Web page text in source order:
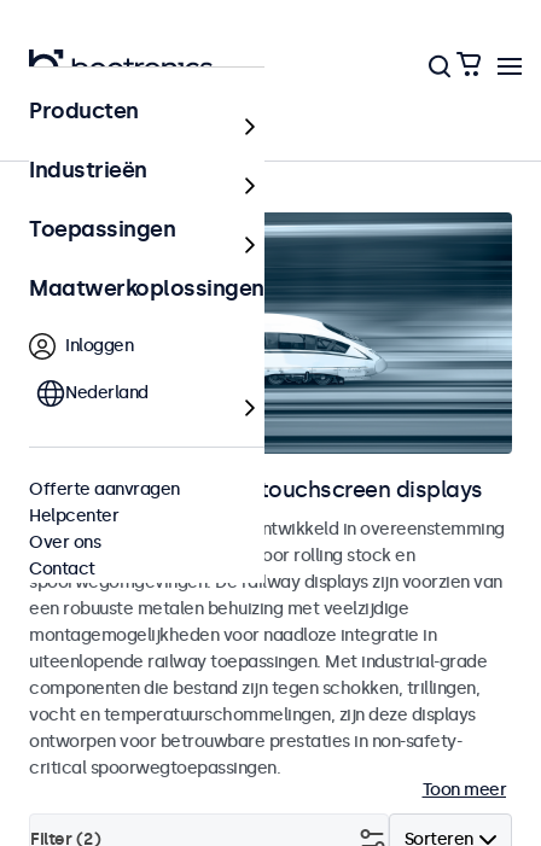
Railway
Railway monitoren en touchscreen displays
Monitoren en touchscreens ontwikkeld in overeenstemming
met EN 50155 en EN 45545-2 voor rolling stock en
spoorwegomgevingen. De railway displays zijn voorzien van
een robuuste metalen behuizing met veelzijdige
montagemogelijkheden voor naadloze integratie in
uiteenlopende railway toepassingen. Met industrial-grade
componenten die bestand zijn tegen schokken, trillingen,
vocht en temperatuurschommelingen, zijn deze displays
ontworpen voor betrouwbare prestaties in non-safety-
critical spoorwegtoepassingen.
Toon meer
Sorteren
Filter (2)
Producten
Industrieën
Toepassingen
Maatwerkoplossingen
Inloggen
Nederland
Offerte aanvragen
Helpcenter
Over ons
Contact